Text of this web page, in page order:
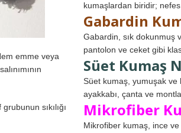
emme veya
sıkılığı
kumaşlardan biridir;
Gabardin
Gabardin, sık dokunmuş
pantolon ve ceket gibi
Süet Kumaş
Süet kumaş, yumuşak ve
ayakkabı, çanta ve
Mikrofiber
Mikrofiber kumaş, ince ve